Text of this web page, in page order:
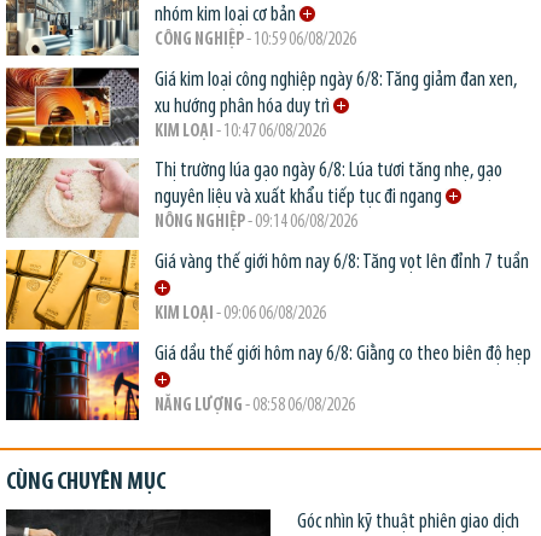
nhóm kim loại cơ bản
CÔNG NGHIỆP- 10:59 06/08/2026
Giá kim loại công nghiệp ngày 6/8: Tăng giảm đan xen,
xu hướng phân hóa duy trì
KIM LOẠI - 10:47 06/08/2026
Thị trường lúa gạo ngày 6/8: Lúa tươi tăng nhẹ, gạo
nguyên liệu và xuất khẩu tiếp tục đi ngang
NÔNG NGHIỆP- 09:14 06/08/2026
Giá vàng thế giới hôm nay 6/8: Tăng vọt lên đỉnh 7 tuần
KIM LOẠI - 09:06 06/08/2026
Giá dầu thế giới hôm nay 6/8: Giằng co theo biên độ hẹp
NĂNG LƯỢNG - 08:58 06/08/2026
CÙNG CHUYÊN MỤC
Góc nhìn kỹ thuật phiên giao dịch